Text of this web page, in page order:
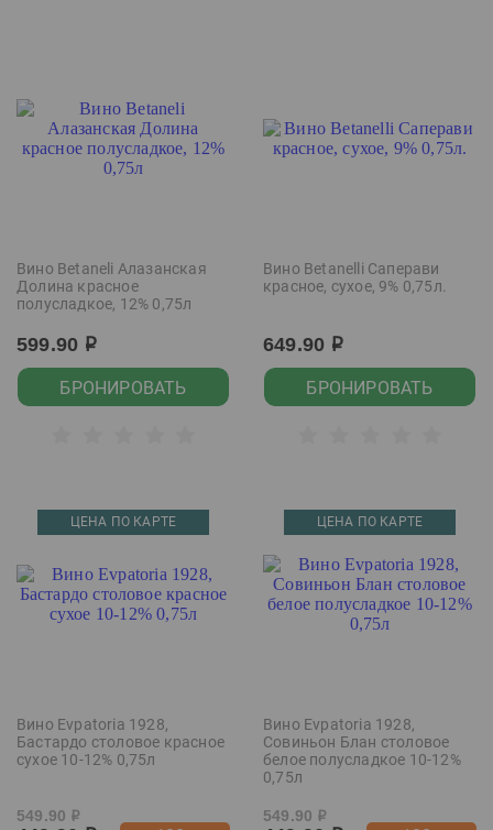
Вино Betaneli Алазанская
Долина красное
полусладкое, 12% 0,75л
599.90 р
БРОНИРОВАТЬ
Вино Betanelli Саперави
красное, сухое, 9% 0,75л.
649.90 р
БРОНИРОВАТЬ
ЦЕНА ПО КАРТЕ
Вино Evpatoria 1928,
Бастардо столовое красное
сухое 10-12% 0,75л
549.90 р
ЦЕНА ПО КАРТЕ
Вино Evpatoria 1928,
Совиньон Блан столовое
белое полусладкое 10-12%
0,75л
549.90 р